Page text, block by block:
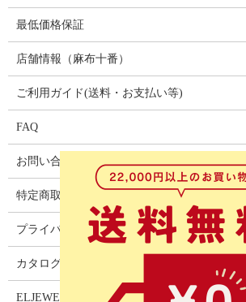
最低価格保証
店舗情報（麻布十番）
ご利用ガイド(送料・お支払い等)
FAQ
お問い合わせ
特定商取引法に基づく表記
プライバシーポリシー
カタログ
ELJEWEL LIGHITNG